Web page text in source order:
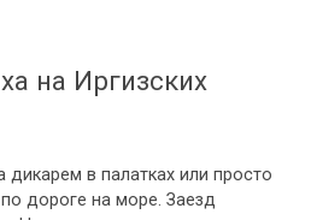
на Иргизских
в палатках или просто
дороге на море. Заезд